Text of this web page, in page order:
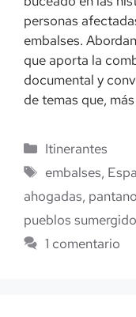
personas
embalses.
que aporta la
documental y
de temas que,
Categorías
Itinerantes
Etiquetas
embalses,
ahogadas,
pueblos
1 comentario